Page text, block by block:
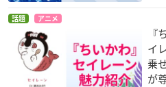
話題 アニメ
『
イ
乗
が